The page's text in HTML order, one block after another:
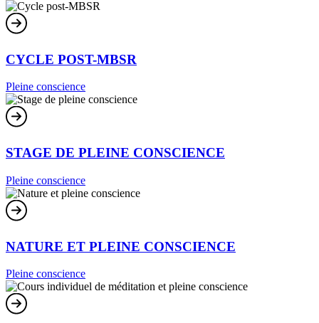
CYCLE POST-MBSR
Pleine conscience
STAGE DE PLEINE CONSCIENCE
Pleine conscience
NATURE ET PLEINE CONSCIENCE
Pleine conscience